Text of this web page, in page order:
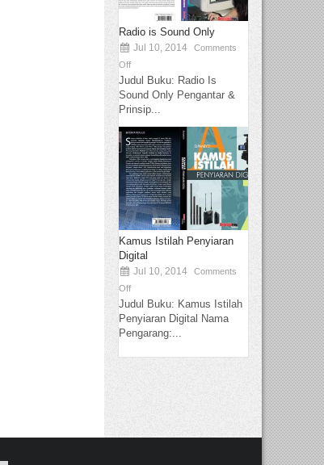
Radio is Sound Only
Jul 10, 2014
Comments
Off
Judul Buku: Radio Is
Sound Only Pengantar &
Prinsip...
Kamus Istilah Penyiaran
Digital
Jul 10, 2014
Comments
Off
Judul Buku: Kamus Istilah
Penyiaran Digital Nama
Pengarang:...